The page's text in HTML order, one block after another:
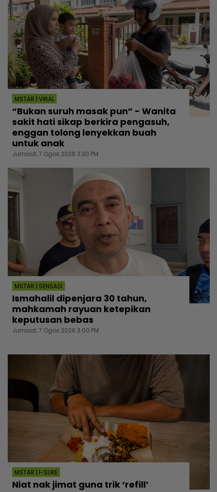
MSTAR | VIRAL
“Bukan suruh masak pun” - Wanita
sakit hati sikap berkira pengasuh,
enggan tolong lenyekkan buah
untuk anak
Jumaat, 7 Ogos 2026 3:30 PM
MSTAR | SENSASI
Ismahalil dipenjara 30 tahun,
mahkamah rayuan ketepikan
keputusan bebas
Jumaat, 7 Ogos 2026 3:00 PM
MSTAR | I-SUKE
Niat nak jimat guna trik ‘refill’